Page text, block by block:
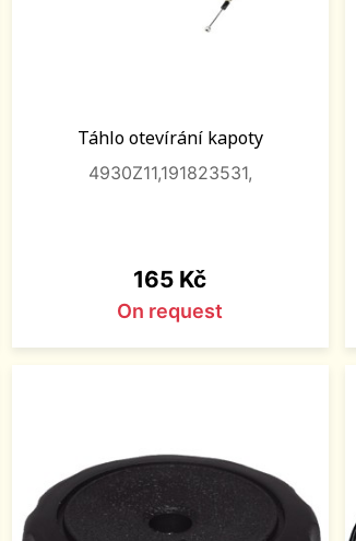
Táhlo otevírání kapoty
4930Z11,191823531,
Price
165 Kč
On request